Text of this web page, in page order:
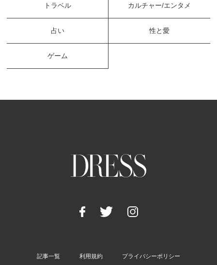
トラベル カルチャー/エンタメ
占い 性と愛
ゲーム
記事一覧 利用規約 プライバシーポリシー